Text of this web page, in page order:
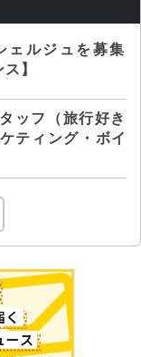
ェルジュを募集
】
ッフ（旅行好き
ティング・ボイ